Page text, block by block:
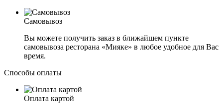
Самовывоз
Вы можете получить заказ в ближайшем пункте
самовывоза ресторана «Мияке» в любое удобное для Вас
время.
Способы оплаты
Оплата картой